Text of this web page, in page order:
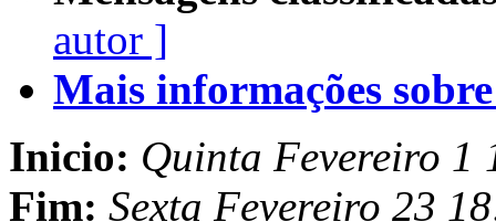
autor ]
Mais informações
Inicio: Quinta Fevereiro 1
Fim: Sexta Fevereiro 23